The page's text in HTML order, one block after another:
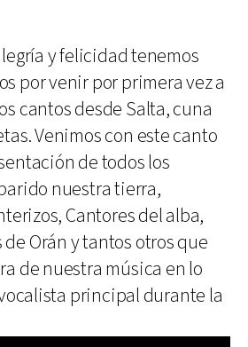
y felicidad tenemos
por venir por primera vez a
cantos desde Salta, cuna
Venimos con este canto
de todos los
nuestra tierra,
Cantores del alba,
de Orán y tantos otros que
de nuestra música en lo
principal durante la